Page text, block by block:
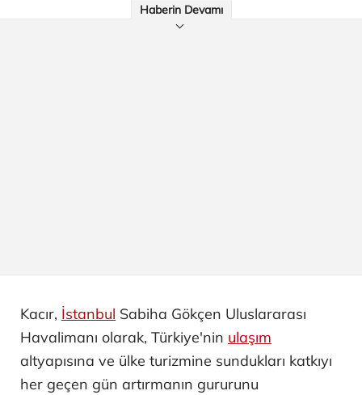
Haberin Devamı
Kacır, İstanbul Sabiha Gökçen Uluslararası
Havalimanı olarak, Türkiye'nin ulaşım
altyapısına ve ülke turizmine sundukları katkıyı
her geçen gün artırmanın gururunu